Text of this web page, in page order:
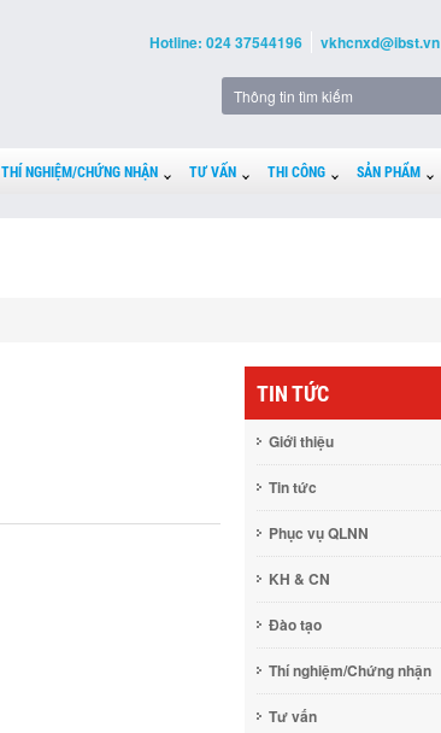
Hotline: 024 37544196 vkhcnxd@ibst.vn
THÍ NGHIỆM/CHỨNG NHẬN TƯ VẤN THI CÔNG SẢN PHẨM
TIN TỨC
Giới thiệu
Tin tức
Phục vụ QLNN
KH & CN
Đào tạo
Thí nghiệm/Chứng nhận
Tư vấn